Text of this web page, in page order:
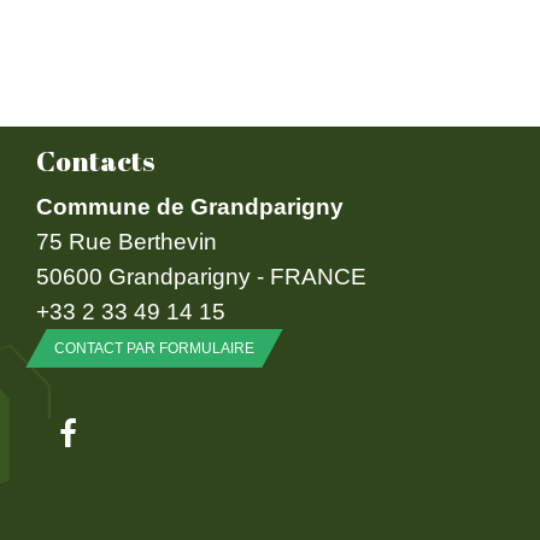
Contacts
Commune de Grandparigny
75 Rue Berthevin
50600 Grandparigny - FRANCE
+33 2 33 49 14 15
CONTACT PAR FORMULAIRE